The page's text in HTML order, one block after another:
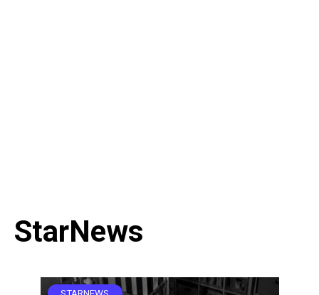
StarNews